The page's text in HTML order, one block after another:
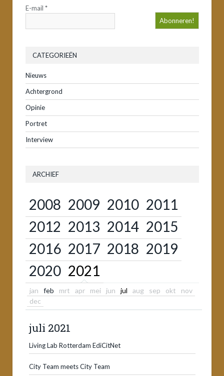
E-mail *
CATEGORIEËN
Nieuws
Achtergrond
Opinie
Portret
Interview
ARCHIEF
2008 2009 2010 2011
2012 2013 2014 2015
2016 2017 2018 2019
2020 2021
jan feb mrt apr mei jun jul aug sep okt
nov
dec
juli 2021
Living Lab Rotterdam EdiCitNet
City Team meets City Team